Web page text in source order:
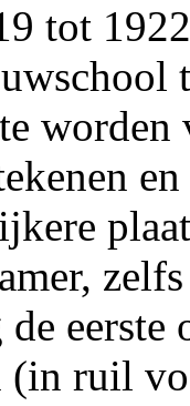
tot
worden
de eerste
(in ruil